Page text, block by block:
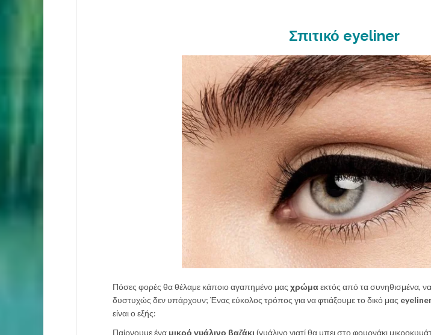
Σπιτικό eyeliner
Πόσες φορές θα θέλαμε κάποιο αγαπημένο μας χρώμαεκτός από τα συνηθισμένα,
δυστυχώς δεν υπάρχουν; Ένας εύκολος τρόπος για να φτιάξουμε το δικό μας
είναι ο εξής:
Παίρνουμε ένα μικρό γυάλινο βαζάκι (γυάλινο γιατί θα μπει στο φουρνάκι